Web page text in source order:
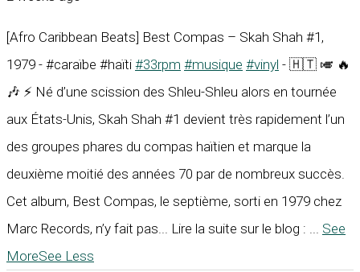
[Afro Caribbean Beats] Best Compas – Skah Shah #1,
1979 - #caraïbe #haïti #33rpm #musique #vinyl - 🇭🇹 🎺 🔥
🎶 ⚡ Né d’une scission des Shleu-Shleu alors en tournée
aux États-Unis, Skah Shah #1 devient très rapidement l’un
des groupes phares du compas haïtien et marque la
deuxième moitié des années 70 par de nombreux succès.
Cet album, Best Compas, le septième, sorti en 1979 chez
Marc Records, n’y fait pas... Lire la suite sur le blog :
See
MoreSee Less